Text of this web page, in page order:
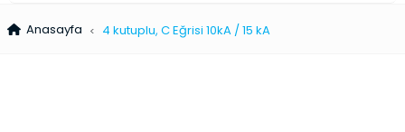
Anasayfa 4 kutuplu, C Eğrisi 10kA / 15 kA